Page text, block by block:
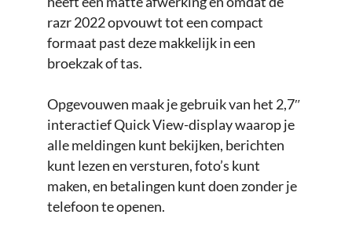
razr 2022 opvouwt tot een compact
formaat past deze makkelijk in een
broekzak of tas.
Opgevouwen maak je gebruik van het 2,7″
interactief Quick View-display waarop je
alle meldingen kunt bekijken, berichten
kunt lezen en versturen, foto’s kunt
maken, en betalingen kunt doen zonder je
telefoon te openen.